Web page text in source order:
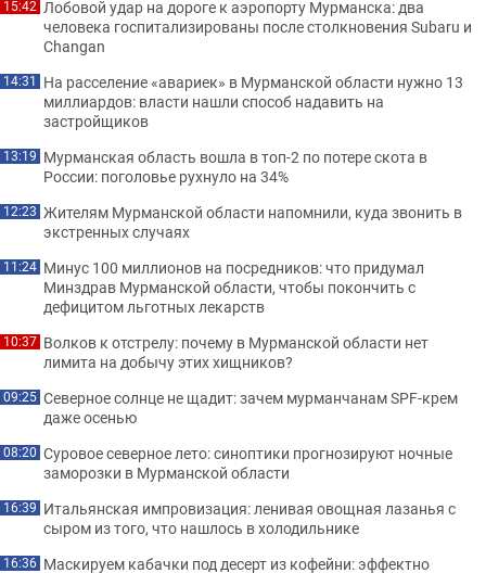
15:42 Лобовой удар на дороге к аэропорту Мурманска: два
человека госпитализированы после столкновения Subaru и
Changan
14:31 На расселение «авариек» в Мурманской области нужно 13
миллиардов: власти нашли способ надавить на
застройщиков
13:19 Мурманская область вошла в топ-2 по потере скота в
России: поголовье рухнуло на 34%
12:23 Жителям Мурманской области напомнили, куда звонить в
экстренных случаях
11:24 Минус 100 миллионов на посредников: что придумал
Минздрав Мурманской области, чтобы покончить с
дефицитом льготных лекарств
10:37 Волков к отстрелу: почему в Мурманской области нет
лимита на добычу этих хищников?
09:25 Северное солнце не щадит: зачем мурманчанам SPF-крем
даже осенью
08:20 Суровое северное лето: синоптики прогнозируют ночные
заморозки в Мурманской области
16:39 Итальянская импровизация: ленивая овощная лазанья с
сыром из того, что нашлось в холодильнике
16:36 Маскируем кабачки под десерт из кофейни: эффектно